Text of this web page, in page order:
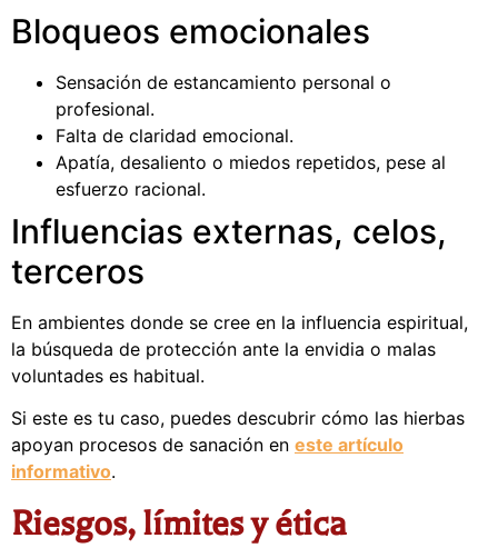
Bloqueos emocionales
Sensación de estancamiento personal o
profesional.
Falta de claridad emocional.
Apatía, desaliento o miedos repetidos, pese al
esfuerzo racional.
Influencias externas, celos,
terceros
En ambientes donde se cree en la influencia espiritual,
la búsqueda de protección ante la envidia o malas
voluntades es habitual.
Si este es tu caso, puedes descubrir cómo las hierbas
apoyan procesos de sanación en este artículo
informativo.
Riesgos, límites y ética